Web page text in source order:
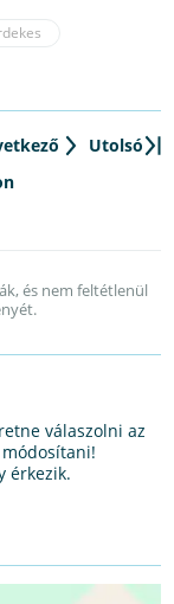
Utolsó
és nem feltétlenül
válaszolni az
érkezik.